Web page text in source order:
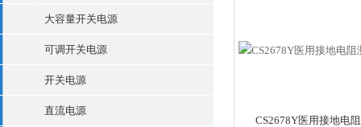
大容量开关电源
可调开关电源
开关电源
直流电源
CS2678Y医用接地电